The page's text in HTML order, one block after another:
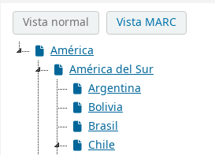
Vista normal
Vista MARC
América
América del Sur
Argentina
Bolivia
Brasil
Chile